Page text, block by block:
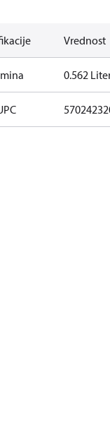
Vrednost
0.562